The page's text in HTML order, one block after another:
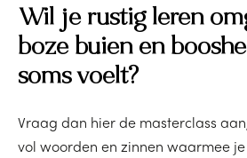
Wil je rustig leren
boze buien en
soms voelt?
Vraag dan hier de masterclass
vol woorden en zinnen waarmee